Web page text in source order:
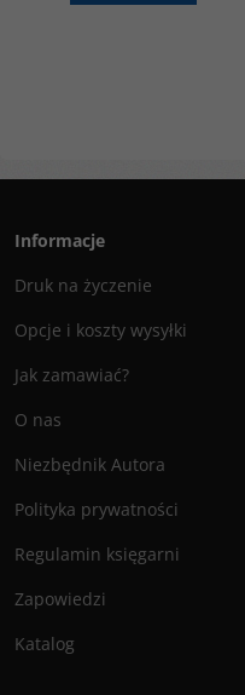
Informacje
Druk na życzenie
Opcje i koszty wysyłki
Jak zamawiać?
O nas
Niezbędnik Autora
Polityka prywatności
Regulamin księgarni
Zapowiedzi
Katalog